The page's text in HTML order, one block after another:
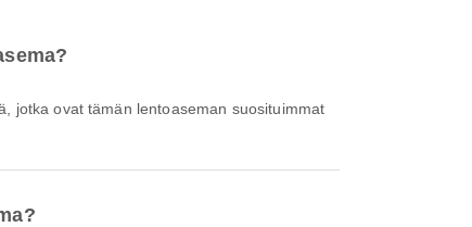
jotka ovat tämän lentoaseman suosituimmat